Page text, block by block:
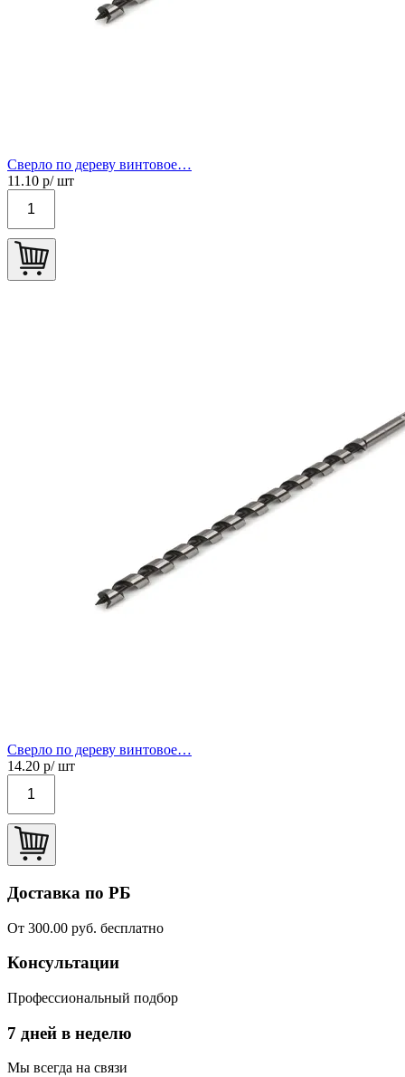
Сверло по дереву винтовое…
11.10 р/ шт
Сверло по дереву винтовое…
14.20 р/ шт
Доставка по РБ
От 300.00 руб. бесплатно
Консультации
Профессиональный подбор
7 дней в неделю
Мы всегда на связи